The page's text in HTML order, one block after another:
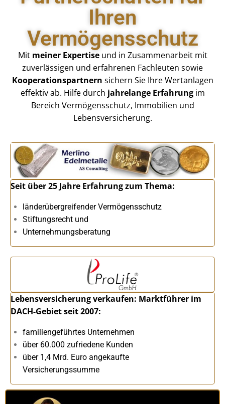
Ihren
Vermögensschutz
Mit meiner Expertiseund in Zusammenarbeit mit
zuverlässigen und erfahrenen Fachleuten sowie
Kooperationspartnern sichern Sie Ihre Wertanlagen
effektiv ab. Hilfe durch jahrelange Erfahrungim
Bereich Vermögensschutz, Immobilien und
Lebensversicherung.
Seit über 25 Jahre Erfahrung zum Thema:
länderübergreifender Vermögensschutz
Stiftungsrecht und
Unternehmungsberatung
Lebensversicherung verkaufen: Marktführer im
DACH-Gebiet seit2007:
familiengeführtes Unternehmen
über 60.000 zufriedene Kunden
über 1,4 Mrd. Euro angekaufte
Versicherungssumme